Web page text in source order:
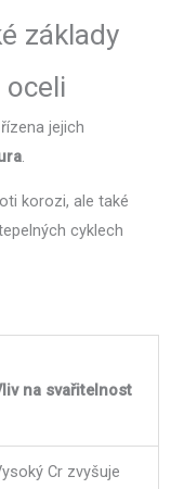
základy
jejich
korozi, ale také
cyklech
na svařitelnost
Cr zvyšuje